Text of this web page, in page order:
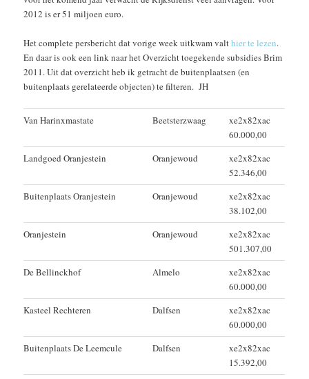
2012 is er 51 miljoen euro.
Het complete persbericht dat vorige week uitkwam valthier te lezen.
En daar is ook een link naar het Overzicht toegekende subsidies Brim
2011. Uit dat overzicht heb ik getracht de buitenplaatsen (en
buitenplaats gerelateerde objecten) te filteren. JH
Van Harinxmastate Beetsterzwaag
xe2x82xac
60.000,00
Landgoed Oranjestein
Oranjewoud
xe2x82xac
52.346,00
Buitenplaats Oranjestein
Oranjewoud
xe2x82xac
38.102,00
Oranjestein
Oranjewoud
xe2x82xac
501.307,00
De Bellinckhof
Almelo
xe2x82xac
60.000,00
Kasteel Rechteren
Dalfsen
xe2x82xac
60.000,00
Buitenplaats De Leemcule
Dalfsen
xe2x82xac
15.392,00